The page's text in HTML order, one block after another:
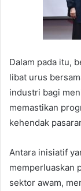
Dalam pada itu,
libat urus
industri bagi
memastikan
kehendak
Antara inisiatif
memperluaskan
sektor awam,